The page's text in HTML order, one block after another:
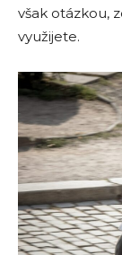
však otázkou,
využijete.